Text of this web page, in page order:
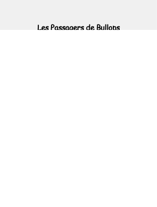
Les Passagers de Bullops